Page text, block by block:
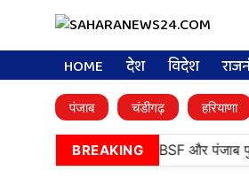
HOME देश विदेश
पंजाब चंडीगढ़ हरियाणा
BREAKING
में बड़ी कामयाबी, BSF और पंजाब